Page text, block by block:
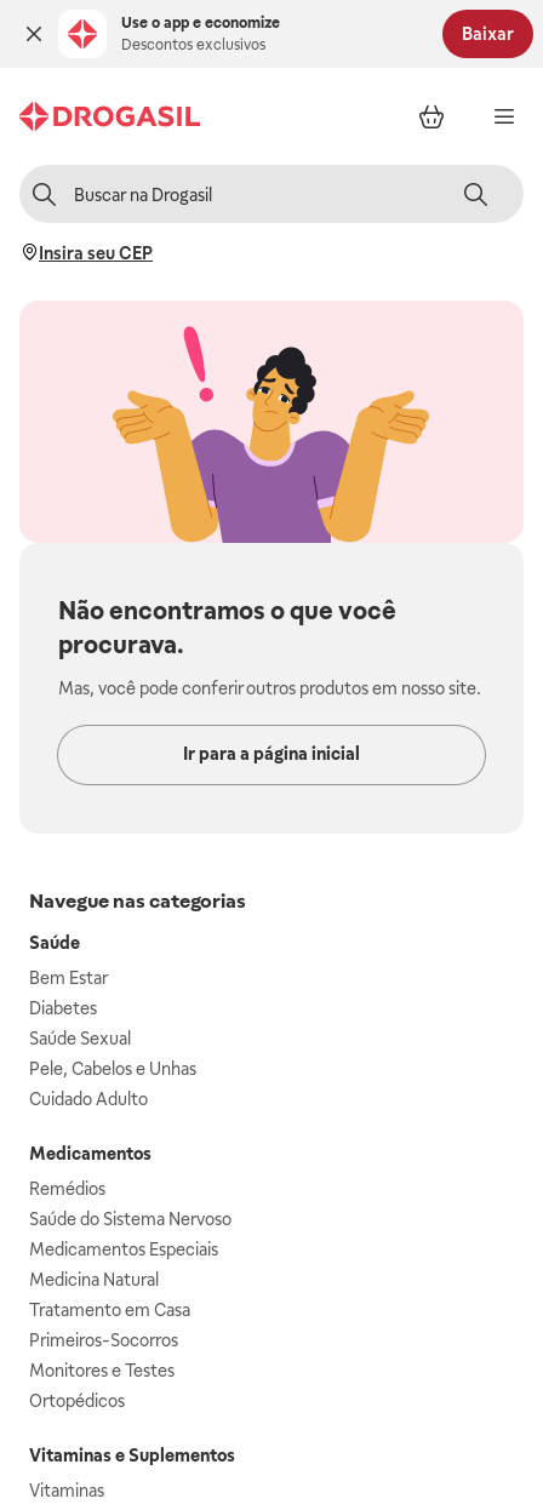
Use o app e economize
Descontos exclusivos
Baixar
Insira seu CEP
Não encontramos o que você
procurava.
Mas, você pode conferir outros produtos em nosso site.
Ir para a página inicial
Navegue nas categorias
Saúde
Bem Estar
Diabetes
Saúde Sexual
Pele, Cabelos e Unhas
Cuidado Adulto
Medicamentos
Remédios
Saúde do Sistema Nervoso
Medicamentos Especiais
Medicina Natural
Tratamento em Casa
Primeiros-Socorros
Monitores e Testes
Ortopédicos
Vitaminas e Suplementos
Vitaminas